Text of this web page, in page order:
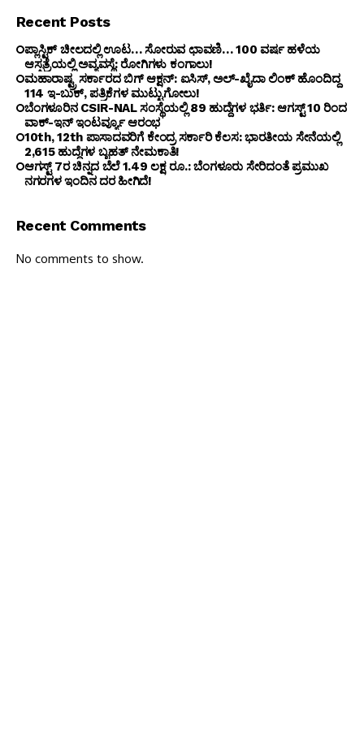
Recent Posts
ಪ್ಲಾಸ್ಟಿಕ್ ಚೀಲದಲ್ಲಿ ಊಟ… ಸೋರುವ ಛಾವಣಿ… 100 ವರ್ಷ ಹಳೆಯ
ಆಸ್ಪತ್ರೆಯಲ್ಲಿ ಅವ್ಯವಸ್ಥೆ: ರೋಗಿಗಳು ಕಂಗಾಲು!
ಮಹಾರಾಷ್ಟ್ರ ಸರ್ಕಾರದ ಬಿಗ್ ಆಕ್ಷನ್: ಐಸಿಸ್, ಅಲ್-ಖೈದಾ ಲಿಂಕ್ ಹೊಂದಿದ್ದ
114 ಇ-ಬುಕ್, ಪತ್ರಿಕೆಗಳ ಮುಟ್ಟುಗೋಲು!
ಬೆಂಗ‌ಳೂರಿನ CSIR-NAL ಸಂಸ್ಥೆಯಲ್ಲಿ 89 ಹುದ್ದೆಗಳ ಭರ್ತಿ: ಆಗಸ್ಟ್ 10 ರಿಂದ
ವಾಕ್-ಇನ್ ಇಂಟರ್ವ್ಯೂ ಆರಂಭ
10th, 12th ಪಾಸಾದವರಿಗೆ ಕೇಂದ್ರ ಸರ್ಕಾರಿ ಕೆಲಸ: ಭಾರತೀಯ ಸೇನೆಯಲ್ಲಿ
2,615 ಹುದ್ದೆಗಳ ಬೃಹತ್ ನೇಮಕಾತಿ!
ಆಗಸ್ಟ್ 7ರ ಚಿನ್ನದ ಬೆಲೆ 1.49 ಲಕ್ಷ ರೂ.: ಬೆಂಗಳೂರು ಸೇರಿದಂತೆ ಪ್ರಮುಖ
ನಗರಗಳ ಇಂದಿನ ದರ ಹೀಗಿದೆ!
Recent Comments
No comments to show.